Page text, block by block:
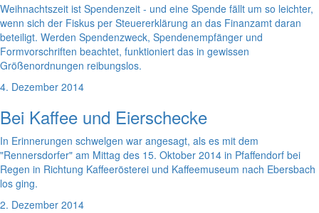
Weihnachtszeit ist Spendenzeit - und eine Spende fällt um so leichter,
wenn sich der Fiskus per Steuererklärung an das Finanzamt daran
beteiligt. Werden Spendenzweck, Spendenempfänger und
Formvorschriften beachtet, funktioniert das in gewissen
Größenordnungen reibungslos.
4. Dezember 2014
Bei Kaffee und Eierschecke
In Erinnerungen schwelgen war angesagt, als es mit dem
"Rennersdorfer" am Mittag des 15. Oktober 2014 in Pfaffendorf bei
Regen in Richtung Kaffeerösterei und Kaffeemuseum nach Ebersbach
los ging.
2. Dezember 2014